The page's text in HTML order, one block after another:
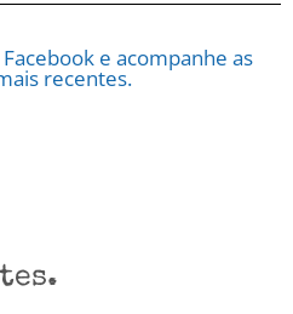
e acompanhe as
recentes.